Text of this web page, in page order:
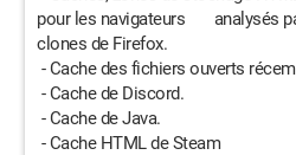
pour les navigateurs analysés
clones de Firefox.
- Cache des fichiers ouverts
- Cache de Discord.
- Cache de Java.
- Cache HTML de Steam